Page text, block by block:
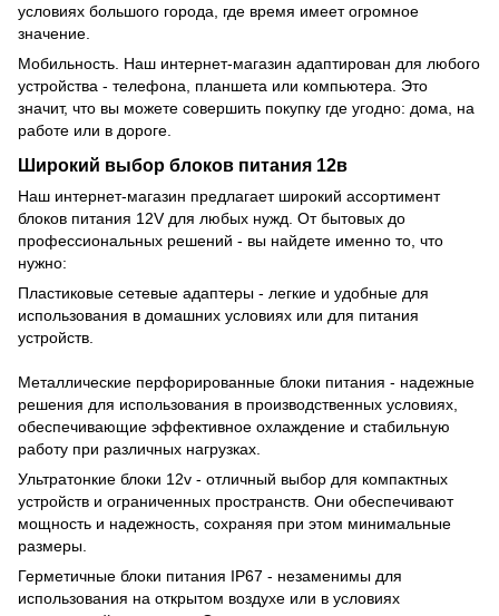
условиях большого города, где время имеет огромное
значение.
Мобильность. Наш интернет-магазин адаптирован для любого
устройства - телефона, планшета или компьютера. Это
значит, что вы можете совершить покупку где угодно: дома, на
работе или в дороге.
Широкий выбор блоков питания 12в
Наш интернет-магазин предлагает широкий ассортимент
блоков питания 12V для любых нужд. От бытовых до
профессиональных решений - вы найдете именно то, что
нужно:
Пластиковые сетевые адаптеры - легкие и удобные для
использования в домашних условиях или для питания
устройств.
Металлические перфорированные блоки питания - надежные
решения для использования в производственных условиях,
обеспечивающие эффективное охлаждение и стабильную
работу при различных нагрузках.
Ультратонкие блоки 12v - отличный выбор для компактных
устройств и ограниченных пространств. Они обеспечивают
мощность и надежность, сохраняя при этом минимальные
размеры.
Герметичные блоки питания IP67 - незаменимы для
использования на открытом воздухе или в условиях